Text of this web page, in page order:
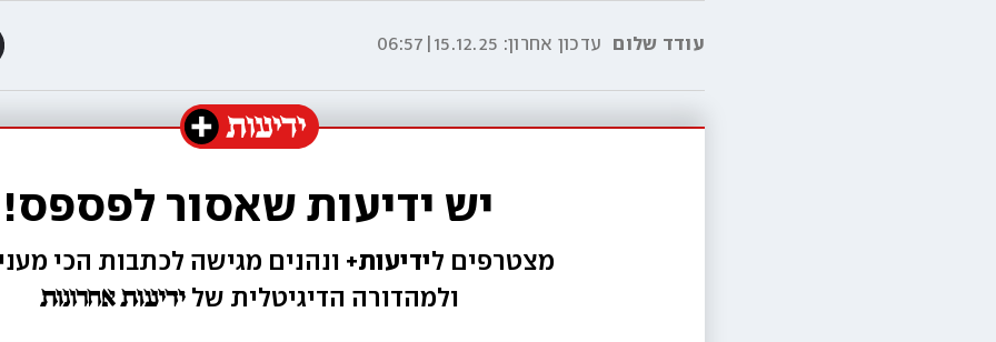
עודד שלום עדכון אחרון: 15.12.25|06:57
יש ידיעות שאסור לפספס!
מצטרפים לידיעות+ ונהנים מגישה לכתבות הכי
ולמהדורה הדיגיטלית של